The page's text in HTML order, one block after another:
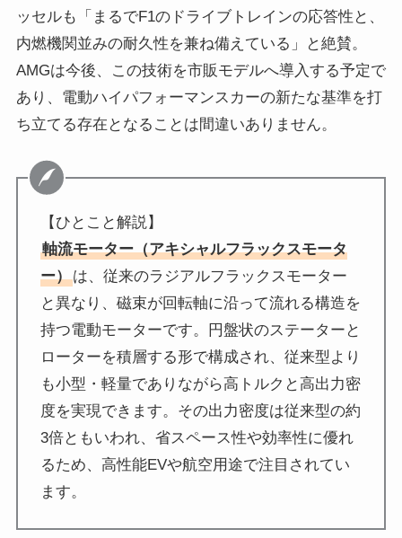
ッセルも「まるでF1のドライブトレインの応答性と、
内燃機関並みの耐久性を兼ね備えている」と絶賛。
AMGは今後、この技術を市販モデルへ導入する予定で
あり、電動ハイパフォーマンスカーの新たな基準を打
ち立てる存在となることは間違いありません。
【ひとこと解説】
軸流モーター（アキシャルフラックスモータ
ー）は、従来のラジアルフラックスモーター
と異なり、磁束が回転軸に沿って流れる構造を
持つ電動モーターです。円盤状のステーターと
ローターを積層する形で構成され、従来型より
も小型・軽量でありながら高トルクと高出力密
度を実現できます。その出力密度は従来型の約
3倍ともいわれ、省スペース性や効率性に優れ
るため、高性能EVや航空用途で注目されてい
ます。